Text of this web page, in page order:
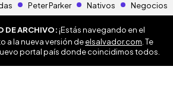
Peter Parker Nativos Negocios
DE ARCHIVO:¡Estás navegando en el
a la nueva versión deelsalvador.com . Te
portal país donde coincidimos todos.